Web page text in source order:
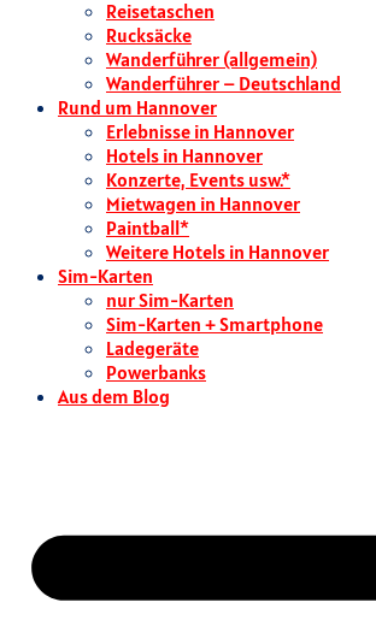
Reisetaschen
Rucksäcke
Wanderführer (allgemein)
Wanderführer – Deutschland
Rund um Hannover
Erlebnisse in Hannover
Hotels in Hannover
Konzerte, Events usw.*
Mietwagen in Hannover
Paintball*
Weitere Hotels in Hannover
Sim-Karten
nur Sim-Karten
Sim-Karten + Smartphone
Ladegeräte
Powerbanks
Aus dem Blog